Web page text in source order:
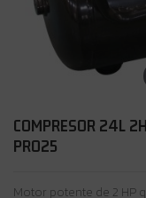
COMPRESOR 24L
PRO25
Motor potente de 2 HP